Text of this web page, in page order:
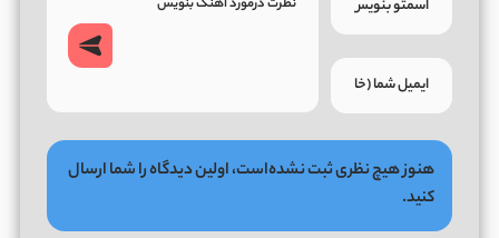
هنوز هیچ نظری ثبت نشده‌است، اولین دیدگاه را شما ارسال
کنید.